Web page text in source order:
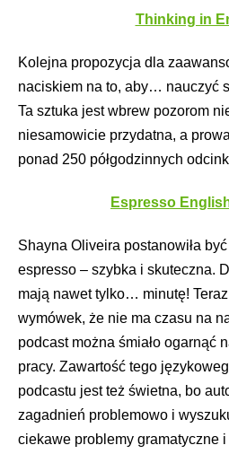
Thinking in
Kolejna propozycja dla
naciskiem na to, aby… nauczyć
Ta sztuka jest wbrew pozorom
niesamowicie przydatna, a
ponad 250 półgodzinnych
Espresso
Shayna Oliveira postanowiła
espresso – szybka i skuteczna.
mają nawet tylko… minutę!
wymówek, że nie ma czasu na
podcast można śmiało ogarnąć
pracy. Zawartość tego
podcastu jest też świetna, bo
zagadnień problemowo i
ciekawe problemy gramatyczne i